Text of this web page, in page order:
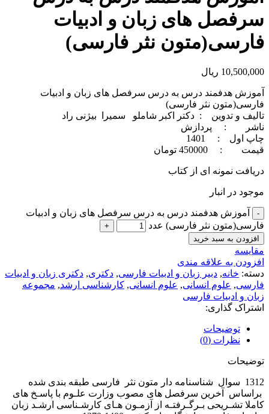
سرفصل های زبان و ادبیات
فارسی(متون نثر فارسی)
10,500,000 ریال
آموزش هدفمند درس به درس سرفصل های زبان و ادبیات
فارسی(متون نثر فارسی)
تالیف و تدوین : دکتر اکبر شاملو سمیرا بیژنی راد
ناشر : پردازش
چاپ اول : 1401
قيمت : 450000 تومان
دریافت نمونه ای از کتاب
موجود در انبار
آموزش هدفمند درس به درس سرفصل های زبان و ادبیات
فارسی(متون نثر فارسی) عدد
افزودن به سبد خرید
مقايسه
افزودن به علاقه مندی
دسته: خانه, دبير زبان و ادبیات فارسی, دکتری, دکتری زبان و ادبیات
فارسی, علوم انسانی, علوم انسانی, کارشناسی ارشد, مجموعه
زبان و ادبیات فارسی
اشتراک گذاری:
توضیحات
نظرات (0)
توضیحات
1312 سوال شناسنامه دار متون نثر فارسی طبقه بندی شده
براساس آخرین سرفصل های مصوب وزارت علـوم با پاسـخ های
کاملا تشـریحی بـرگـرفتـه از آزمـون هـای کارشـناسی ارشـد زبان